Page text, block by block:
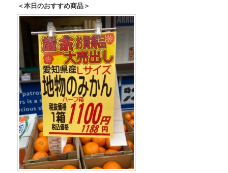
＜本日のおすすめ商品＞